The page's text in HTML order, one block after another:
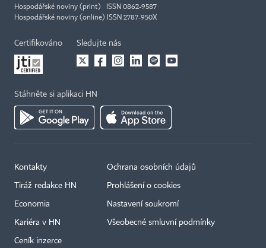
Hospodářské noviny (print) ISSN 0862-9587
Hospodářské noviny (online) ISSN 2787-950X
Certifikováno Sledujte nás
Stáhněte si aplikaci HN
Kontakty
Tiráž redakce HN
Economia
Kariéra v HN
Ceník inzerce
Ochrana osobních údajů
Prohlášení o cookies
Nastavení soukromí
Všeobecné smluvní podmínky